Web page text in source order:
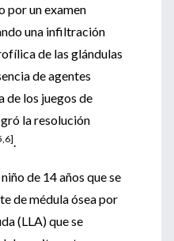
por un examen
una infiltración
de las glándulas
de agentes
de los juegos de
la resolución
.
de 14 años que se
de médula ósea por
(LLA) que se